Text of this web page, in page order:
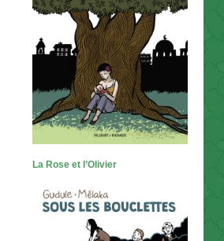
La Rose et l’Olivier